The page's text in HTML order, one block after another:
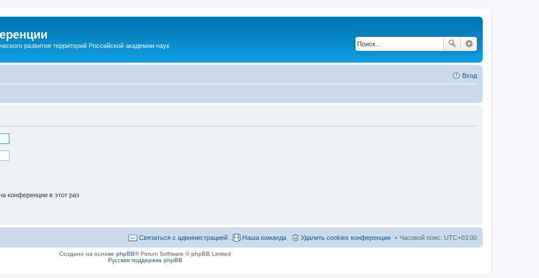
развития территорий Российской академии наук
Вход
конференции в этот раз
Часовой пояс: UTC+03:00
Удалить cookies конференции
Наша команда
Связаться с администрацией
Создано на основе phpBB® Forum Software © phpBB Limited
Русская поддержка phpBB